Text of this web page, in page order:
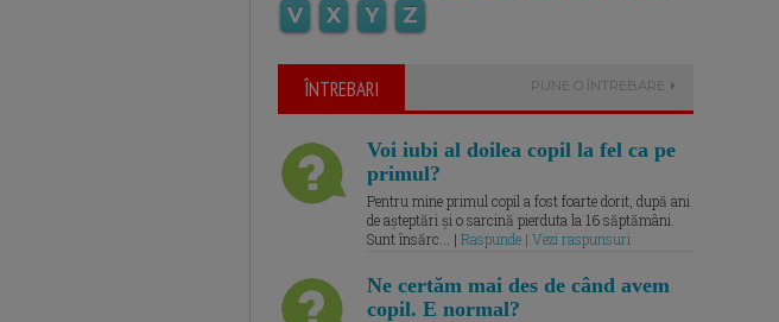
V
X Y Z
ÎNTREBARI PUNE O ÎNTREBARE
Voi iubi al doilea copil la fel ca pe
primul?
Pentru mine primul copil a fost foarte dorit, după ani
de așteptări și o sarcină pierduta la 16 săptămâni.
Sunt însărc... | Raspunde | Vezi raspunsuri
Ne certăm mai des de când avem
copil. E normal?